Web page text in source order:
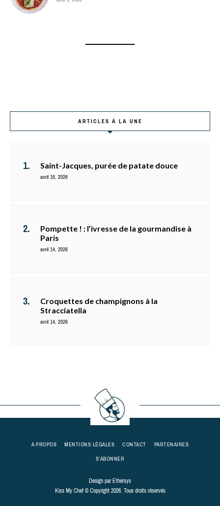
ARTICLES À LA UNE
Saint-Jacques, purée de patate douce
avril 16, 2026
Pompette ! : l’ivresse de la gourmandise à
Paris
avril 14, 2026
Croquettes de champignons à la
Stracciatella
avril 14, 2026
A PROPOS MENTIONS LÉGALES CONTACT
PARTENAIRES
S’ABONNER
Design parEthersys
Kiss My Chef © Copyright 2026. Tous droits réservés